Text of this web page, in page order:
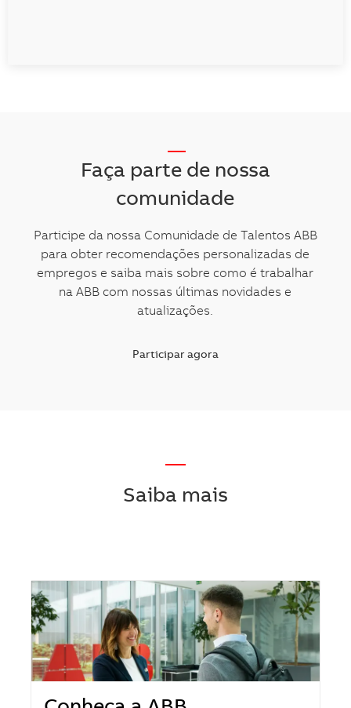
Faça parte de nossa
comunidade
Participe da nossa Comunidade de Talentos ABB
para obter recomendações personalizadas de
empregos e saiba mais sobre como é trabalhar
na ABB com nossas últimas novidades e
atualizações.
Participar agora
—
Saiba mais